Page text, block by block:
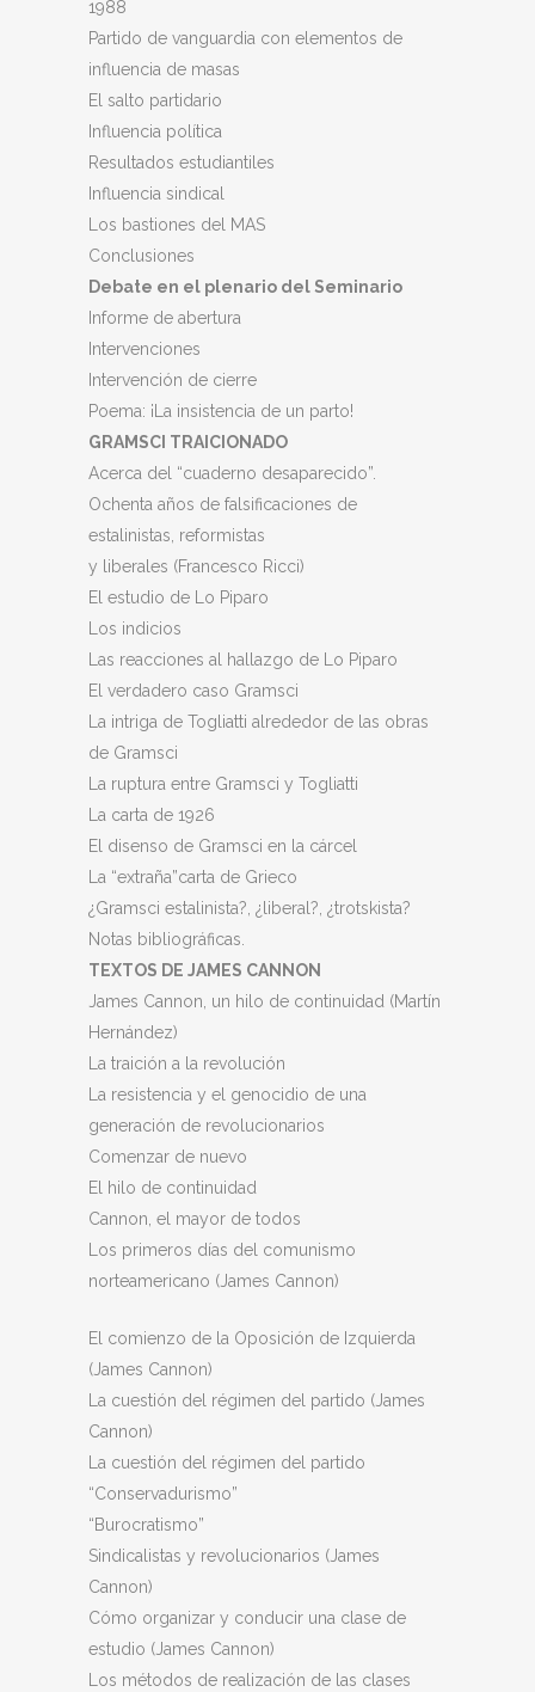
1988
Partido de vanguardia con elementos de
influencia de masas
El salto partidario
Influencia política
Resultados estudiantiles
Influencia sindical
Los bastiones del MAS
Conclusiones
Debate en el plenario del Seminario
Informe de abertura
Intervenciones
Intervención de cierre
Poema: ¡La insistencia de un parto!
GRAMSCI TRAICIONADO
Acerca del “cuaderno desaparecido”.
Ochenta años de falsificaciones de
estalinistas, reformistas
y liberales (Francesco Ricci)
El estudio de Lo Piparo
Los indicios
Las reacciones al hallazgo de Lo Piparo
El verdadero caso Gramsci
La intriga de Togliatti alrededor de las obras
de Gramsci
La ruptura entre Gramsci y Togliatti
La carta de 1926
El disenso de Gramsci en la cárcel
La “extraña”carta de Grieco
¿Gramsci estalinista?, ¿liberal?, ¿trotskista?
Notas bibliográficas.
TEXTOS DE JAMES CANNON
James Cannon, un hilo de continuidad (Martín
Hernández)
La traición a la revolución
La resistencia y el genocidio de una
generación de revolucionarios
Comenzar de nuevo
El hilo de continuidad
Cannon, el mayor de todos
Los primeros días del comunismo
norteamericano (James Cannon)
El comienzo de la Oposición de Izquierda
(James Cannon)
La cuestión del régimen del partido (James
Cannon)
La cuestión del régimen del partido
“Conservadurismo”
“Burocratismo”
Sindicalistas y revolucionarios (James
Cannon)
Cómo organizar y conducir una clase de
estudio (James Cannon)
Los métodos de realización de las clases